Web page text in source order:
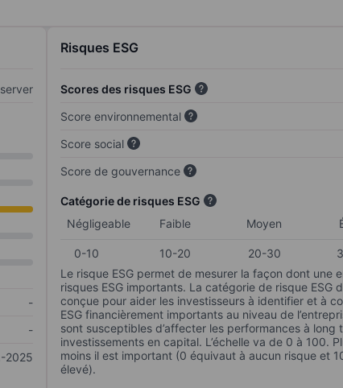
-
-
2025
Risques ESG
Scores des risques ESG
Score environnemental
Score social
Score de gouvernance
Catégorie de risques ESG
Négligeable
Faible Moyen
0-10 10-20 20-30
Le risque ESG permet de mesurer la façon dont une
risques ESG importants. La catégorie de risque ESG
conçue pour aider les investisseurs à identifier et à
ESG financièrement importants au niveau de
sont susceptibles d’affecter les performances à long
investissements en capital. L’échelle va de 0 à 100.
moins il est important (0 équivaut à aucun risque et
élevé).